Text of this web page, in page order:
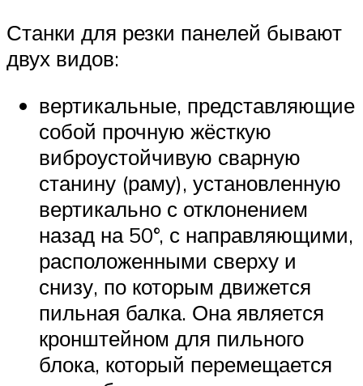
Станки для резки панелей бывают
двух видов:
вертикальные, представляющие
собой прочную жёсткую
виброустойчивую сварную
станину (раму), установленную
вертикально с отклонением
назад на 50°, с направляющими,
расположенными сверху и
снизу, по которым движется
пильная балка. Она является
кронштейном для пильного
блока, который перемещается